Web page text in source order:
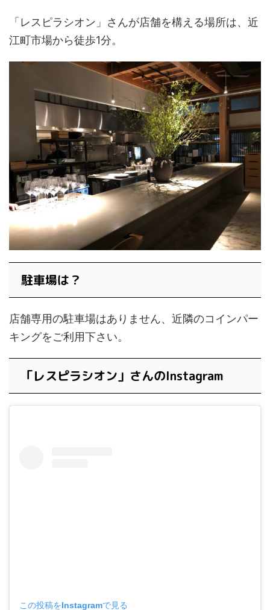
「レスピラシオン」さんが店舗を構える場所は、近
江町市場から徒歩1分。
駐車場は？
店舗専用の駐車場はありません、近隣のコインパー
キングをご利用下さい。
「レスピラシオン」さんのInstagram
この投稿をInstagramで見る